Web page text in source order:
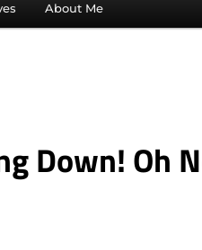
About Me
Down! Oh